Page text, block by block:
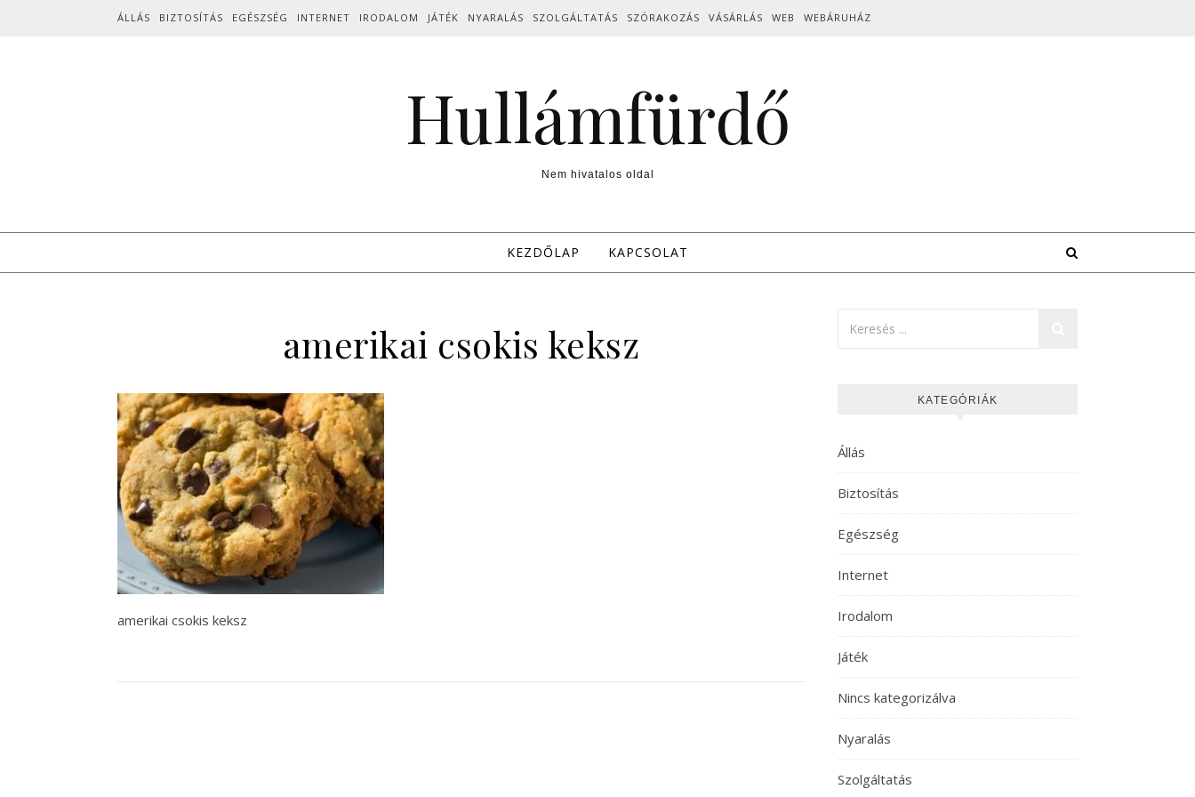
ÁLLÁS BIZTOSÍTÁS EGÉSZSÉG INTERNET IRODALOM JÁTÉK NYARALÁS SZOLGÁLTATÁS SZÓRAKOZÁS VÁSÁRLÁS WEB WEBÁRUHÁZ
Hullámfürdő
Nem hivatalos oldal
KEZDŐLAP KAPCSOLAT
amerikai csokis keksz
amerikai csokis keksz
KATEGÓRIÁK
Állás
Biztosítás
Egészség
Internet
Irodalom
Játék
Nincs kategorizálva
Nyaralás
Szolgáltatás